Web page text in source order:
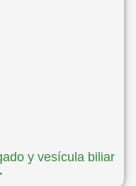
y vesícula biliar